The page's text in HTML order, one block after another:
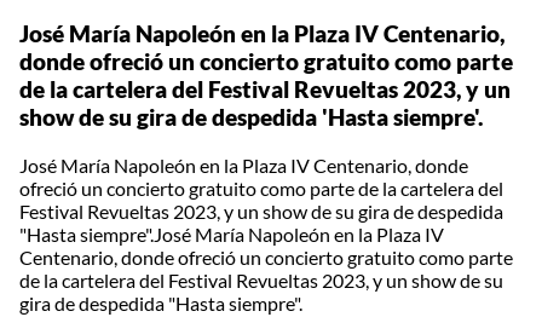
José María Napoleón en la Plaza IV Centenario,
donde ofreció un concierto gratuito como parte
de la cartelera del Festival Revueltas 2023, y un
show de su gira de despedida 'Hasta siempre'.
José María Napoleón en la Plaza IV Centenario, donde
ofreció un concierto gratuito como parte de la cartelera del
Festival Revueltas 2023, y un show de su gira de despedida
"Hasta siempre".José María Napoleón en la Plaza IV
Centenario, donde ofreció un concierto gratuito como parte
de la cartelera del Festival Revueltas 2023, y un show de su
gira de despedida "Hasta siempre".